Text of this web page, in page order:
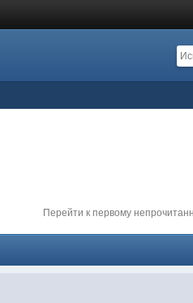
Перейти к первому